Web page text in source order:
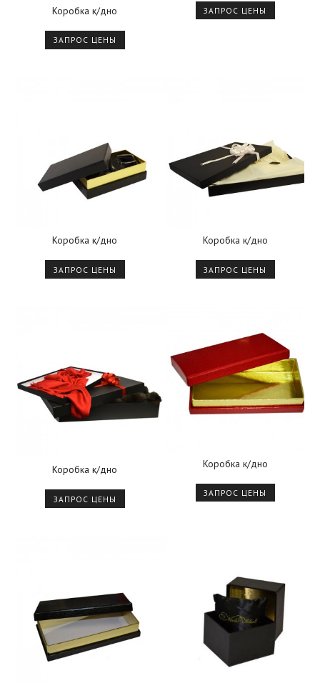
Коробка к/дно
ЗАПРОС ЦЕНЫ
ЗАПРОС ЦЕНЫ
Коробка к/дно
ЗАПРОС ЦЕНЫ
Коробка к/дно
ЗАПРОС ЦЕНЫ
Коробка к/дно
ЗАПРОС ЦЕНЫ
Коробка к/дно
ЗАПРОС ЦЕНЫ